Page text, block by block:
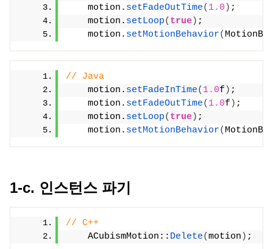
    motion.
setFadeOutTime( 1.0 ) ;
    motion.
setLoop( true) ;
    motion.
setMotionBehavior(
// Java
    motion.
setFadeInTime( 1.0f ) ;
    motion.
setFadeOutTime( 1.0f ) ;
    motion.
setLoop( true) ;
    motion.
setMotionBehavior(
1-c. 인스턴스 파기
// C++
    ACubismMotion::
Delete(motion ) ;